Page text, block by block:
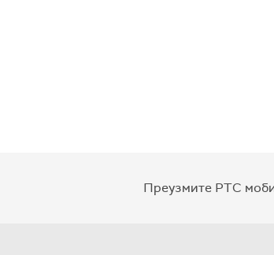
Преузмите РТС